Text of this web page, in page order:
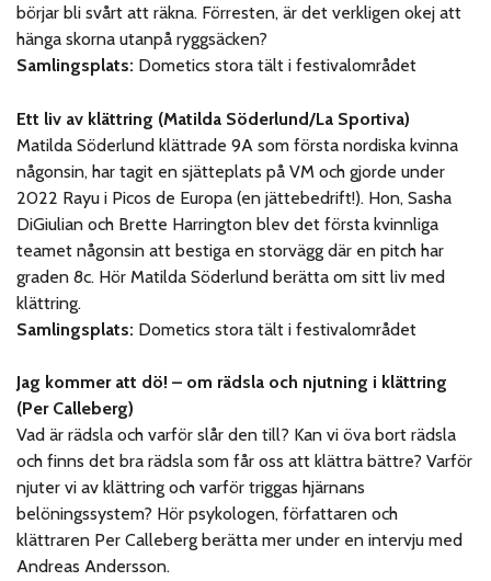
börjar bli svårt att räkna. Förresten, är det verkligen okej att
hänga skorna utanpå ryggsäcken?
Samlingsplats: Dometics stora tält i festivalområdet
Ett liv av klättring (Matilda Söderlund/La Sportiva)
Matilda Söderlund klättrade 9A som första nordiska kvinna
någonsin, har tagit en sjätteplats på VM och gjorde under
2022 Rayu i Picos de Europa (en jättebedrift!). Hon, Sasha
DiGiulian och Brette Harrington blev det första kvinnliga
teamet någonsin att bestiga en storvägg där en pitch har
graden 8c. Hör Matilda Söderlund berätta om sitt liv med
klättring.
Samlingsplats: Dometics stora tält i festivalområdet
Jag kommer att dö! – om rädsla och njutning i klättring
(Per Calleberg)
Vad är rädsla och varför slår den till? Kan vi öva bort rädsla
och finns det bra rädsla som får oss att klättra bättre? Varför
njuter vi av klättring och varför triggas hjärnans
belöningssystem? Hör psykologen, författaren och
klättraren Per Calleberg berätta mer under en intervju med
Andreas Andersson.